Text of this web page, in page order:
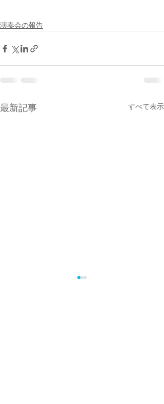
演奏会の報告
最新記事 すべて表示